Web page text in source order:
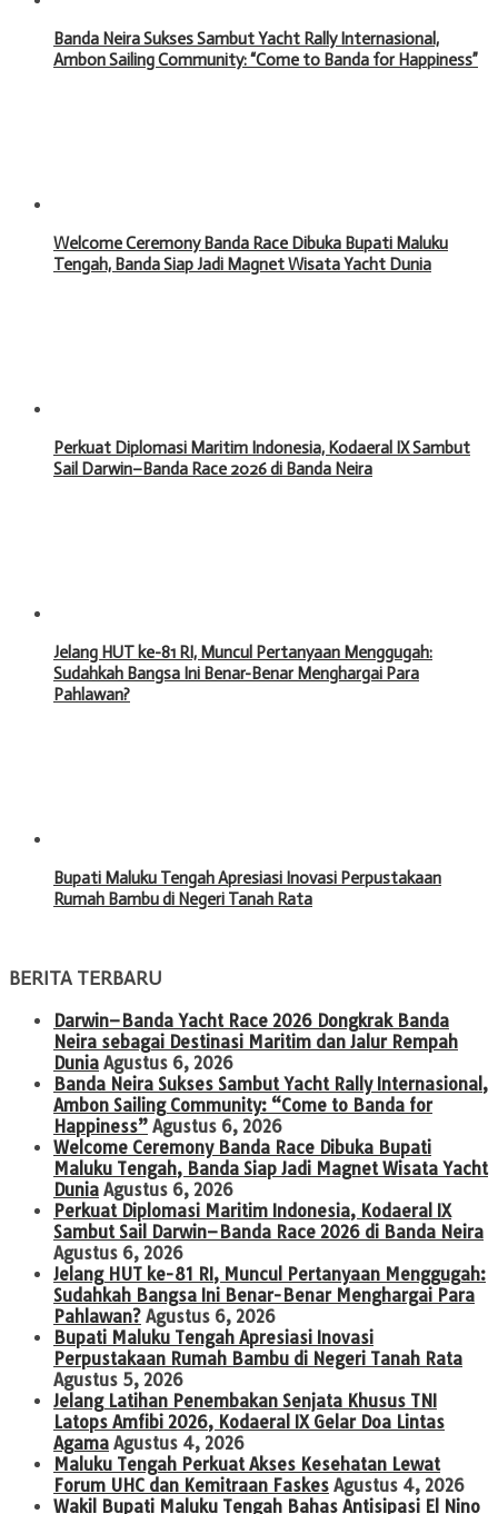
Banda Neira Sukses Sambut Yacht Rally Internasional,
Ambon Sailing Community: “Come to Banda for Happiness”
Welcome Ceremony Banda Race Dibuka Bupati Maluku
Tengah, Banda Siap Jadi Magnet Wisata Yacht Dunia
Perkuat Diplomasi Maritim Indonesia, Kodaeral IX Sambut
Sail Darwin–Banda Race 2026 di Banda Neira
Jelang HUT ke-81 RI, Muncul Pertanyaan Menggugah:
Sudahkah Bangsa Ini Benar-Benar Menghargai Para
Pahlawan?
Bupati Maluku Tengah Apresiasi Inovasi Perpustakaan
Rumah Bambu di Negeri Tanah Rata
BERITA TERBARU
Darwin–Banda Yacht Race 2026 Dongkrak Banda
Neira sebagai Destinasi Maritim dan Jalur Rempah
Dunia Agustus 6, 2026
Banda Neira Sukses Sambut Yacht Rally Internasional,
Ambon Sailing Community: “Come to Banda for
Happiness” Agustus 6, 2026
Welcome Ceremony Banda Race Dibuka Bupati
Maluku Tengah, Banda Siap Jadi Magnet Wisata Yacht
Dunia Agustus 6, 2026
Perkuat Diplomasi Maritim Indonesia, Kodaeral IX
Sambut Sail Darwin–Banda Race 2026 di Banda Neira
Agustus 6, 2026
Jelang HUT ke-81 RI, Muncul Pertanyaan Menggugah:
Sudahkah Bangsa Ini Benar-Benar Menghargai Para
Pahlawan? Agustus 6, 2026
Bupati Maluku Tengah Apresiasi Inovasi
Perpustakaan Rumah Bambu di Negeri Tanah Rata
Agustus 5, 2026
Jelang Latihan Penembakan Senjata Khusus TNI
Latops Amfibi 2026, Kodaeral IX Gelar Doa Lintas
Agama Agustus 4, 2026
Maluku Tengah Perkuat Akses Kesehatan Lewat
Forum UHC dan Kemitraan Faskes Agustus 4, 2026
Wakil Bupati Maluku Tengah Bahas Antisipasi El Nino